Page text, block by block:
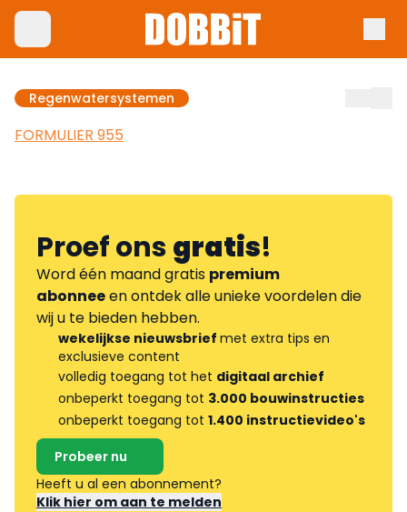
Regenwatersystemen
FORMULIER 955
Proef onsgratis!
Word één maand gratis premium
abonneeen ontdek alle unieke voordelen die
wij u te bieden hebben.
wekelijkse nieuwsbrief met extra tips en
exclusieve content
volledig toegang tot het digitaal archief
onbeperkt toegang tot 3.000 bouwinstructies
onbeperkt toegang tot 1.400 instructievideo's
Probeer nu
Heeft u al een abonnement?
Klik hier om aan te melden